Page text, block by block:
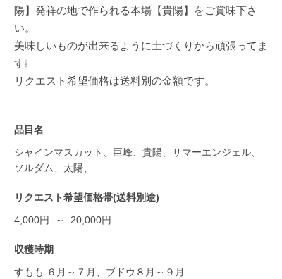
陽】発祥の地で作られる本場【貴陽】をご賞味下さ
い。
美味しいものが出来るように土づくりから頑張ってま
す❕
リクエスト希望価格は送料別の金額です。
品目名
シャインマスカット、巨峰、貴陽、サマーエンジェル、
ソルダム、太陽、
リクエスト希望価格帯(送料別途)
4,000円 ～ 20,000円
収穫時期
すもも ６月～７月、ブドウ８月～９月